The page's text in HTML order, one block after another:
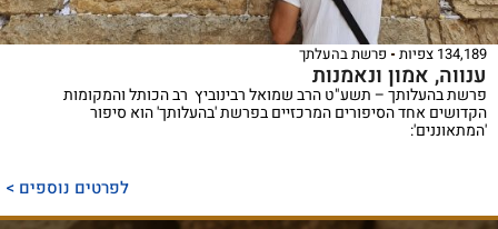
134,189 צפיות פרשת בהעלתך
ענווה, אמון ונאמנות
פרשת בהעלותך – תשע"ט הרב שמואל רבינוביץ רב הכותל והמקומות
הקדושים אחד הסיפורים המרכזיים בפרשת 'בהעלותך' הוא סיפור
'המתאוננים':
לפרטים נוספים >